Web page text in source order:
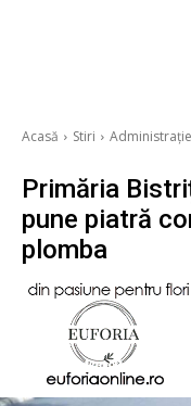
Acasă Stiri Administrație
Primăria
pune piatră
plomba